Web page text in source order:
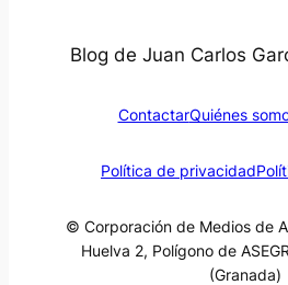
Blog de Juan Carlos
ContactarQuiénes
Política de privacidad
© Corporación de Medios de
Huelva 2, Polígono de
(Granada)